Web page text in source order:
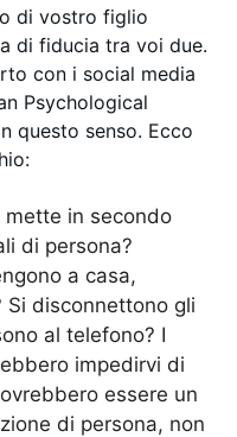
di vostro figlio
di fiducia tra voi due.
con i social media
Psychological
questo senso. Ecco
mette in secondo
di persona?
a casa,
Si disconnettono gli
al telefono? I
impedirvi di
essere un
di persona, non